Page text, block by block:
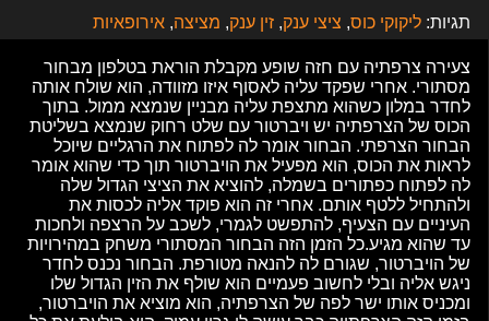
תגיות: ליקוקי כוס, ציצי ענק, זין ענק, מציצה, אירופאיות
צעירה צרפתיה עם חזה שופע מקבלת הוראת בטלפון מבחור
מסתורי. אחרי שפקד עליה לאסוף איזו מזוודה, הוא שולח אותה
לחדר במלון כשהוא מתצפת עליה מבניין שנמצא ממול. בתוך
הכוס של הצרפתיה יש ויברטור עם שלט רחוק שנמצא בשליטת
הבחור הצרפתי. הבחור אומר לה לפתוח את הרגליים שיוכל
לראות את הכוס, הוא מפעיל את הויברטור תוך כדי שהוא אומר
לה לפתוח כפתורים בשמלה, להוציא את הציצי הגדול שלה
ולהתחיל ללטף אותם. אחרי זה הוא פוקד אליה לכסות את
העיניים עם הצעיף, להתפשט לגמרי, לשכב על הרצפה ולחכות
עד שהוא מגיע.כל הזמן הזה הבחור המסתורי משחק במהירויות
של הויברטור, שגורם לה להנאה מטורפת. הבחור נכנס לחדר
ניגש אליה ובלי לחשוב פעמיים הוא שולף את הזין הגדול שלו
ומכניס אותו ישר לפה של הצרפתיה, הוא מוציא את הויברטור,